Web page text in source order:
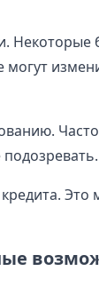
Некоторые
Это